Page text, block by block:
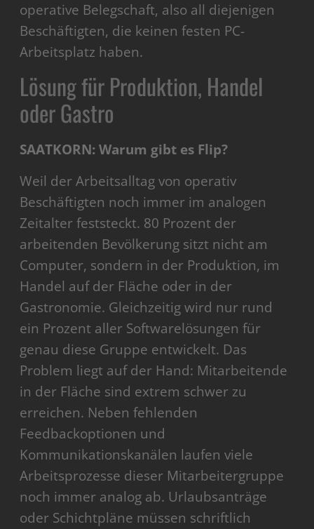
operative Belegschaft, also all diejenigen
Beschäftigten, die keinen festen PC-
Arbeitsplatz haben.
Lösung für Produktion, Handel
oder Gastro
SAATKORN: Warum gibt es Flip?
Weil der Arbeitsalltag von operativ
Beschäftigten noch immer im analogen
Zeitalter feststeckt. 80 Prozent der
arbeitenden Bevölkerung sitzt nicht am
Computer, sondern in der Produktion, im
Handel auf der Fläche oder in der
Gastronomie. Gleichzeitig wird nur rund
ein Prozent aller Softwarelösungen für
genau diese Gruppe entwickelt. Das
Problem liegt auf der Hand: Mitarbeitende
in der Fläche sind extrem schwer zu
erreichen. Neben fehlenden
Feedbackoptionen und
Kommunikationskanälen laufen viele
Arbeitsprozesse dieser Mitarbeitergruppe
noch immer analog ab. Urlaubsanträge
oder Schichtpläne müssen schriftlich